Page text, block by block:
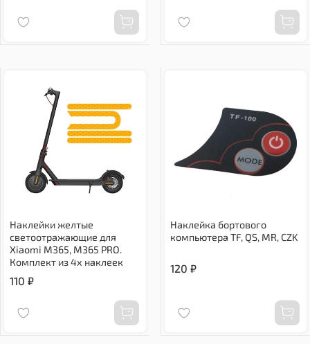
Наклейки желтые
светоотражающие для
Xiaomi M365, M365 PRO.
Комплект из 4х наклеек
110 ₽
Наклейка бортового
компьютера TF, QS, MR, CZK
120 ₽